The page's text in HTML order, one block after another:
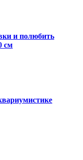
и полюбить
см